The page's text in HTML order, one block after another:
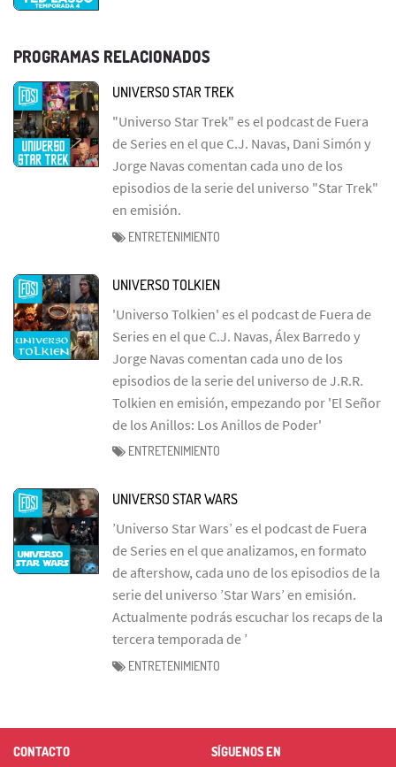
PROGRAMAS RELACIONADOS
UNIVERSO STAR TREK
"Universo Star Trek" es el podcast de Fuera
de Series en el que C.J. Navas, Dani Simón y
Jorge Navas comentan cada uno de los
episodios de la serie del universo "Star Trek"
en emisión.
ENTRETENIMIENTO
UNIVERSO TOLKIEN
'Universo Tolkien' es el podcast de Fuera de
Series en el que C.J. Navas, Álex Barredo y
Jorge Navas comentan cada uno de los
episodios de la serie del universo de J.R.R.
Tolkien en emisión, empezando por 'El Señor
de los Anillos: Los Anillos de Poder'
ENTRETENIMIENTO
UNIVERSO STAR WARS
’Universo Star Wars’ es el podcast de Fuera
de Series en el que analizamos, en formato
de aftershow, cada uno de los episodios de la
serie del universo ’Star Wars’ en emisión.
Actualmente podrás escuchar los recaps de la
tercera temporada de ’
ENTRETENIMIENTO
CONTACTO SÍGUENOS EN